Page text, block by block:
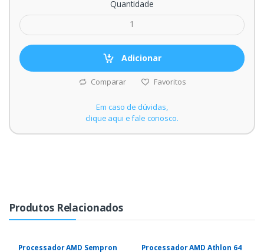
Quantidade
Adicionar
Comparar Favoritos
Em caso de dúvidas,
clique aqui e fale conosco.
Produtos Relacionados
Processador AMD Sempron
Processador AMD Athlon 64